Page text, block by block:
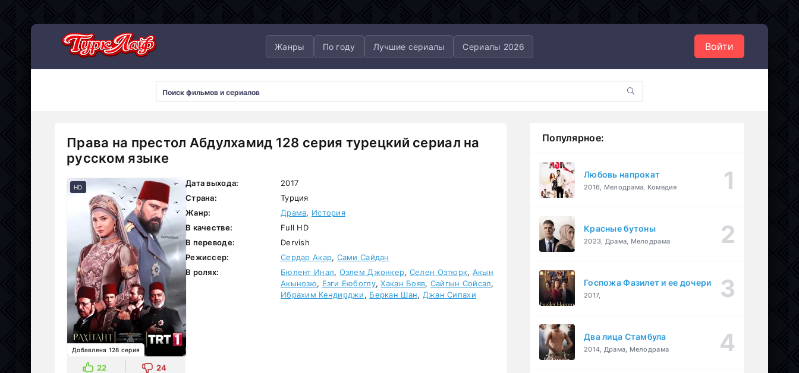
Жанры По году Лучшие сериалы Сериалы 2026 Войти
Права на престол Абдулхамид 128 серия турецкий сериал на
русском языке
HD
Добавлена 128 серия
22 24
Дата выхода:
2017
Страна:
Турция
Жанр:
Драма, История
В качестве:
Full HD
В переводе:
Dervish
Режиссер:
Сердар Акар, Сами Сайдан
В ролях:
Бюлент Инал, Озлем Джонкер, Селен Озтюрк, Акын
Акынозю, Езги Еюбоглу,Хакан Бояв, Сайгын Сойсал,
Ибрахим Кендирджи, Беркан Шан, Джан Сипахи
Популярное:
Любовь напрокат
2016, Мелодрама, Комедия
Красные бутоны
2023, Драма, Мелодрама
Госпожа Фазилет и ее дочери
2017,
Два лица Стамбула
2014, Драма, Мелодрама
Сериалы 2026